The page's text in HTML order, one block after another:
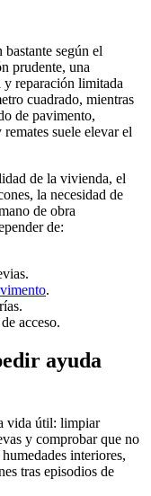
bastante según el
prudente, una
reparación limitada
cuadrado, mientras
de pavimento,
suele elevar el
de la vivienda, el
la necesidad de
de obra
de:
.
acceso.
ayuda
vida útil: limpiar
y comprobar que no
interiores,
tras episodios de